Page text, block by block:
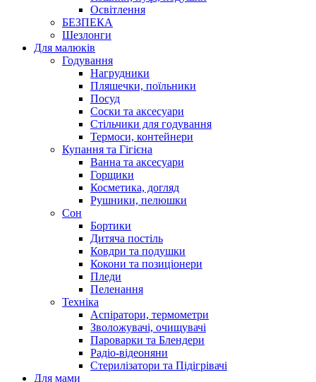
Освітлення
БЕЗПЕКА
Шезлонги
Для малюків
Годування
Нагрудники
Пляшечки, поїльники
Посуд
Соски та аксесуари
Стільчики для годування
Термоси, контейнери
Купання та Гігієна
Ванна та аксесуари
Горщики
Косметика, догляд
Рушники, пелюшки
Сон
Бортики
Дитяча постіль
Ковдри та подушки
Кокони та позиціонери
Пледи
Пеленання
Техніка
Аспіратори, термометри
Зволожувачі, очищувачі
Пароварки та Блендери
Радіо-відеоняни
Стерилізатори та Підігрівачі
Для мами